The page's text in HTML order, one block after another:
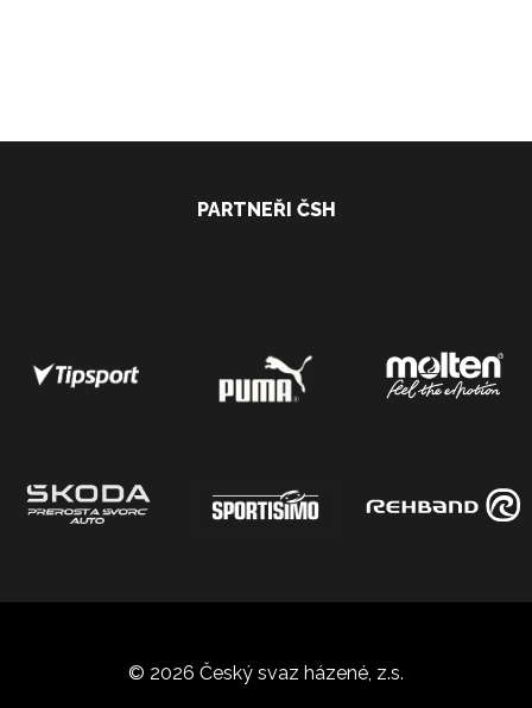
PARTNEŘI ČSH
© 2026 Český svaz házené, z.s.